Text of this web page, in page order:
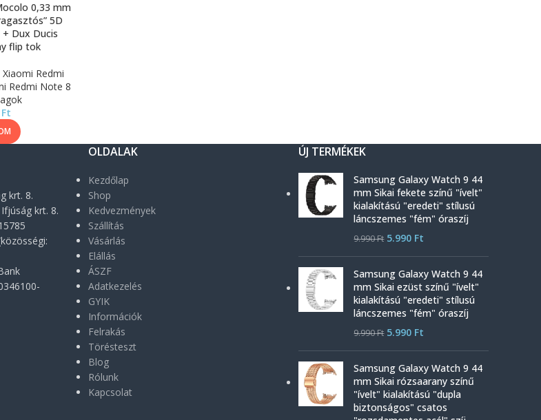
0,33 mm
5D
Dux Ducis
flip tok
Xiaomi Redmi
Redmi Note 8
Ft
krt. 8.
krt. 8.
OLDALAK
Kezdőlap
Shop
Kedvezmények
Szállítás
Vásárlás
Elállás
ÁSZF
Adatkezelés
GYIK
Információk
Felrakás
Törésteszt
Blog
Rólunk
Kapcsolat
ÚJ TERMÉKEK
Samsung Galaxy Watch 9 44
mm Sikai fekete színű "ívelt"
kialakítású "eredeti" stílusú
láncszemes "fém" óraszíj
9.990Ft 5.990 Ft
Samsung Galaxy Watch 9 44
mm Sikai ezüst színű "ívelt"
kialakítású "eredeti" stílusú
láncszemes "fém" óraszíj
9.990Ft 5.990 Ft
Samsung Galaxy Watch 9 44
mm Sikai rózsaarany színű
"ívelt" kialakítású "dupla
biztonságos" csatos